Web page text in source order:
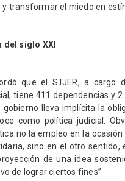
transformar el miedo en
del siglo XXI
que el STJER, a cargo
tiene 411 dependencias y
gobierno lleva implícita la
como política judicial.
no la empleo en la
sino en el otro sentido,
de una idea
de lograr ciertos fines”.